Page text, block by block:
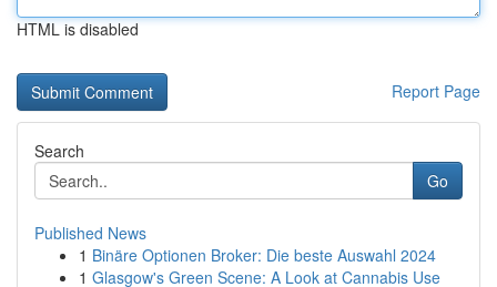
HTML is disabled
Report Page
Search
Go
Published News
1 Binäre Optionen Broker: Die beste Auswahl 2024
1 Glasgow's Green Scene: A Look at Cannabis Use